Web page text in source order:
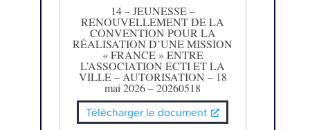
14 – JEUNESSE –
RENOUVELLEMENT DE LA
CONVENTION POUR LA
RÉALISATION D’UNE MISSION
« FRANCE » ENTRE
L’ASSOCIATION ECTI ET LA
VILLE – AUTORISATION – 18
mai 2026 – 20260518
Télécharger le document